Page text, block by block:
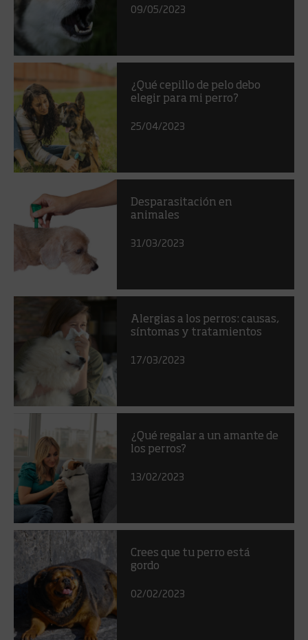
09/05/2023
¿Qué cepillo de pelo debo
elegir para mi perro?
25/04/2023
Desparasitación en
animales
31/03/2023
Alergias a los perros: causas,
síntomas y tratamientos
17/03/2023
¿Qué regalar a un amante de
los perros?
13/02/2023
Crees que tu perro está
gordo
02/02/2023